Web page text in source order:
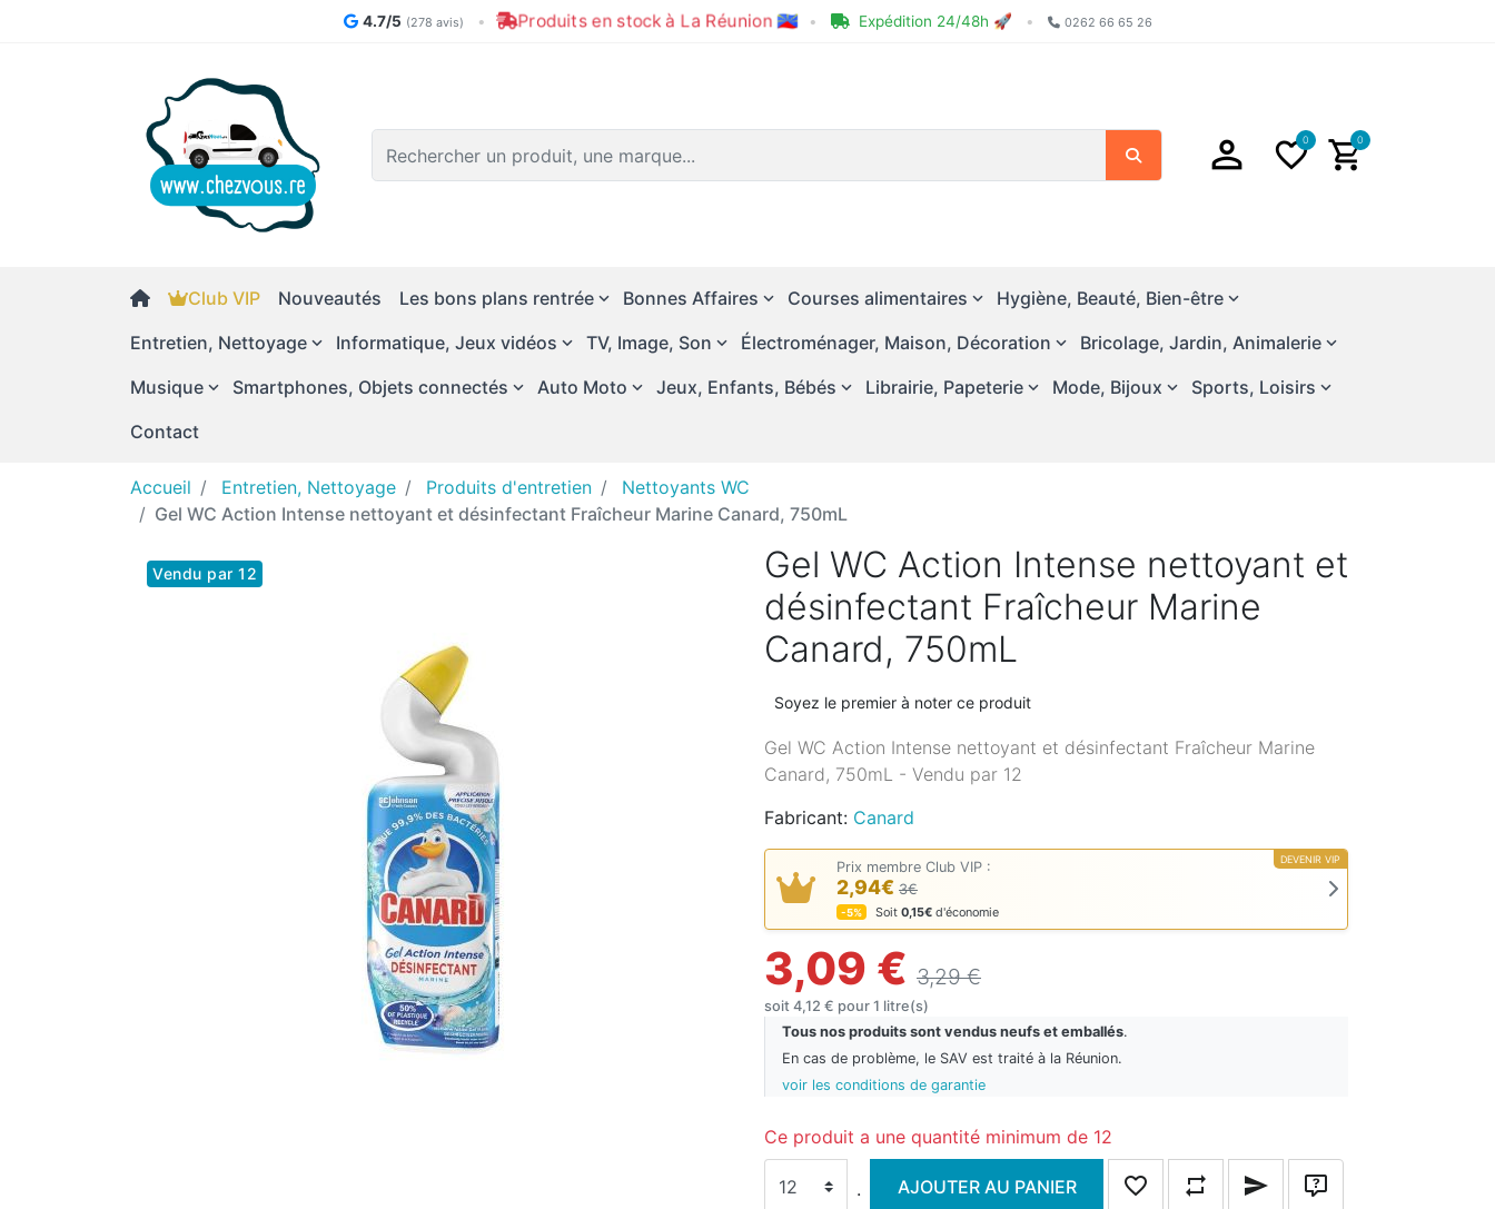
4.7/5 (278 avis) • Produits en stock à La Réunion 🇷🇪 • Expédition 24/48h 🚀 • 0262 66 65 26
Chercher
0 0
Club VIP Nouveautés Les bons plans rentrée Bonnes Affaires Courses alimentaires
Hygiène, Beauté, Bien-être
Entretien, Nettoyage
Informatique, Jeux vidéos TV, Image, Son Électroménager, Maison, Décoration
Bricolage, Jardin, Animalerie
Musique
Smartphones, Objets connectés Auto Moto Jeux, Enfants, Bébés Librairie, Papeterie Mode, Bijoux
Sports, Loisirs
Contact
Accueil Entretien, Nettoyage Produits d'entretien
Nettoyants WC
Gel WC Action Intense nettoyant et désinfectant Fraîcheur Marine Canard, 750mL
Vendu par 12
Gel WC Action Intense nettoyant et
désinfectant Fraîcheur Marine
Canard, 750mL
Soyez le premier à noter ce produit
Gel WC Action Intense nettoyant et désinfectant Fraîcheur Marine
Canard, 750mL - Vendu par 12
Fabricant: Canard
DEVENIR VIP
Prix membre Club VIP :
2,94€ 3€
-5% Soit 0,15€d'économie
3,09 € 3,29 €
soit 4,12 € pour 1 litre(s)
Tous nos produits sont vendus neufs et emballés.
En cas de problème, le SAV est traité à la Réunion.
voir les conditions de garantie
Ce produit a une quantité minimum de 12
. AJOUTER AU PANIER Ajouter à la liste de souhaits
Ajouter à la liste de comparaison
Envoyer un email à un ami
Poser une question